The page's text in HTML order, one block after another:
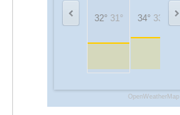
32° 31° 34° 33°
OpenWeatherMap